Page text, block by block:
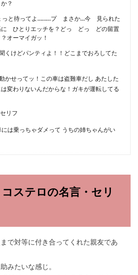
？
っと待ってよ………プ まさか…今 見られた
に ひとりエッチを？どっ どっ どの留置
オーマイガッ！
くけどパンティよ！！どこまでおろしてた
かせってッ！この車は盗難車だし あたした
変わりないんだからな！ガキが運転してる
リフ
は乗っちゃダメって うちの姉ちゃんがい
ステロの名言・セリ
で対等に付き合ってくれた親友であ
みたいな感じ。